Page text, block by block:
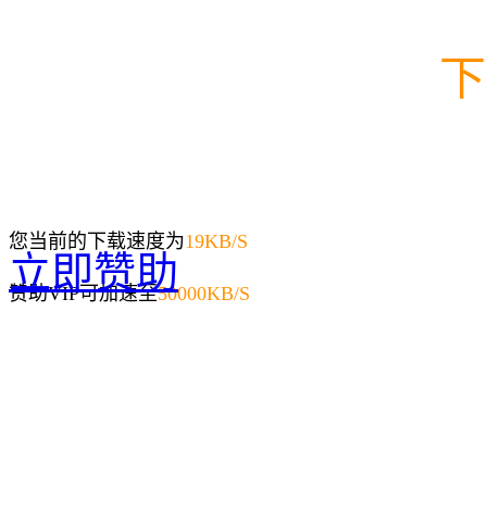
您当前的下载速度为19KB/S
赞助VIP可加速至50000KB/S
立即赞助